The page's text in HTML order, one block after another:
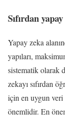
Sıfırdan
Yapay zeka
yapıları,
sistematik olarak
zekayı sıfırdan
için en uygun veri
önemlidir. En